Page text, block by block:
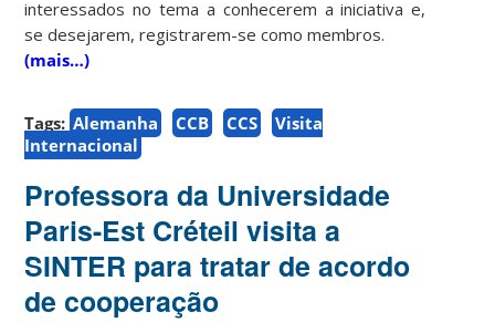
interessados no tema a conhecerem a iniciativa e,
se desejarem, registrarem-se como membros.
(mais…)
Tags: Alemanha CCB CCS
Visita
Internacional
Professora da Universidade
Paris-Est Créteil visita a
SINTER para tratar de acordo
de cooperação